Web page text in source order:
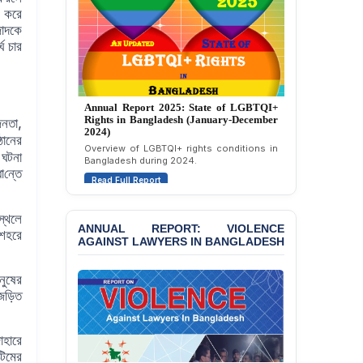
করে
চার
,
ন্তে
Strongly Condemns
Politically Motivated
Attempted Murder Case
Against 14 Lawyers and 7
Journalists in Dhaka
JOINT STATEMENT:
Condemning Politically
Motivated Exclusion,
Interference in the
Democratic Governance
of the Legal Profession in
Bangladesh
BANGLADESH ALERT:
Dismissal of Two
University Teachers on
Allegations of
“Blasphemy” — A Gross
Violation of Justice,
Academic Freedom, and
Human Rights
Annual Report 2024: State of LGBTQI+
Rights in Bangladesh (January-December
2023)
Assessment of LGBTQI+ rights in
Bangladesh during 2023.
Read Full Report
ANNUAL REPORT: VIOLENCE
AGAINST LAWYERS IN BANGLADESH